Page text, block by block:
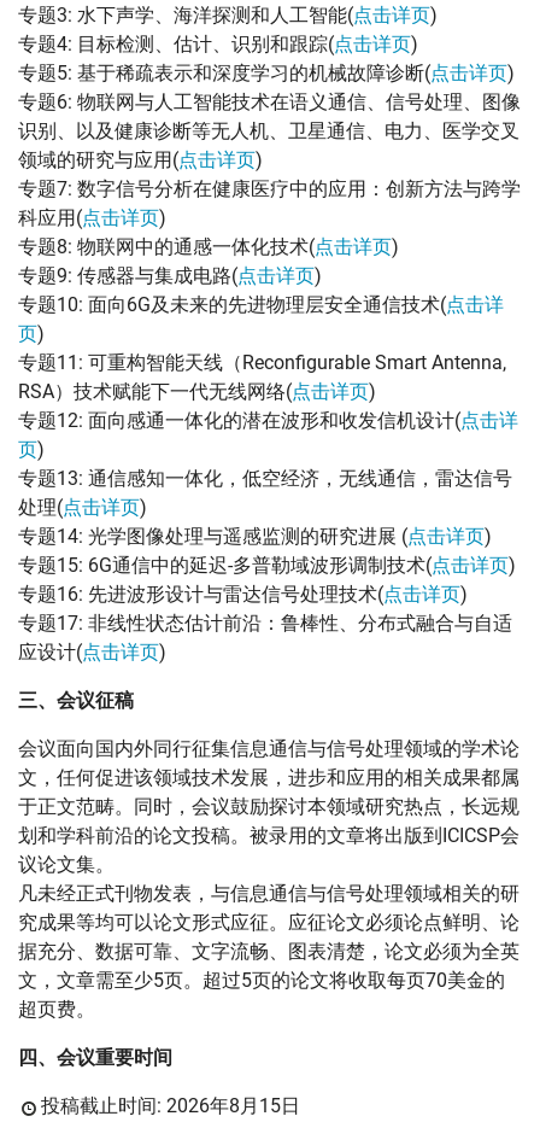
专题3: 水下声学、海洋探测和人工智能(点击详页)
专题4: 目标检测、估计、识别和跟踪(点击详页)
专题5: 基于稀疏表示和深度学习的机械故障诊断(点击详页)
专题6: 物联网与人工智能技术在语义通信、信号处理、图像
识别、以及健康诊断等无人机、卫星通信、电力、医学交叉
领域的研究与应用(点击详页)
专题7: 数字信号分析在健康医疗中的应用：创新方法与跨学
科应用(点击详页)
专题8: 物联网中的通感一体化技术(点击详页)
专题9: 传感器与集成电路(点击详页)
专题10: 面向6G及未来的先进物理层安全通信技术(点击详
页)
专题11: 可重构智能天线（Reconfigurable Smart Antenna,
RSA）技术赋能下一代无线网络(点击详页)
专题12: 面向感通一体化的潜在波形和收发信机设计(点击详
页)
专题13: 通信感知一体化，低空经济，无线通信，雷达信号
处理(点击详页)
专题14: 光学图像处理与遥感监测的研究进展 (点击详页)
专题15: 6G通信中的延迟-多普勒域波形调制技术(点击详页)
专题16: 先进波形设计与雷达信号处理技术(点击详页)
专题17: 非线性状态估计前沿：鲁棒性、分布式融合与自适
应设计(点击详页)
三、会议征稿
会议面向国内外同行征集信息通信与信号处理领域的学术论
文，任何促进该领域技术发展，进步和应用的相关成果都属
于正文范畴。同时，会议鼓励探讨本领域研究热点，长远规
划和学科前沿的论文投稿。被录用的文章将出版到ICICSP会
议论文集。
凡未经正式刊物发表，与信息通信与信号处理领域相关的研
究成果等均可以论文形式应征。应征论文必须论点鲜明、论
据充分、数据可靠、文字流畅、图表清楚，论文必须为全英
文，文章需至少5页。超过5页的论文将收取每页70美金的
超页费。
四、会议重要时间
投稿截止时间: 2026年8月15日